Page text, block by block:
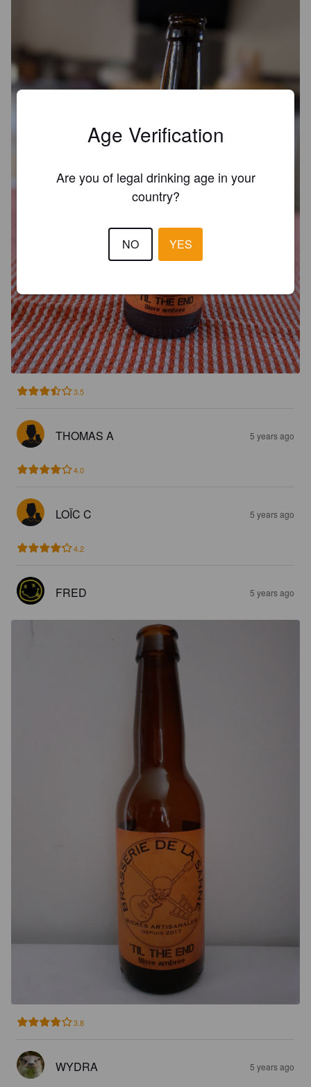
3.5
THOMAS A 5 years ago
4.0
LOÏC C 5 years ago
4.2
FRED 5 years ago
3.8
WYDRA 5 years ago
Age Verification
Are you of legal drinking age in your
country?
NO YES